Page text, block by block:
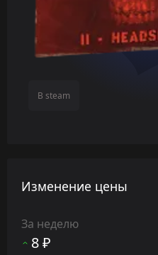
В steam
Изменение цены
За неделю
8 ₽